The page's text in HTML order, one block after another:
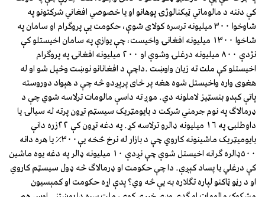
کې دننه د مالوماتي ټيکنالوژۍ پوهانو او يا خصوصي افغاني شرکتونو په
شاوخوا ٣٠٠ ميليونه ترسره کولاى شوې، حکومت يې پروګرام او سامان په
شاخوا ١٣٠٠ ميليونه افغانۍ واخيست، چې يوازې په سامان اخيستلو کې
نژدې ٨٠٠ ميليونه درغلۍ وشوې او ٢٠٠ ميليونه افغانۍ په پروګرام
اخيستلو کې ملت ته زيان واوښت .داچې د افغانانو نوښت وځپل شو او له
هغوى واره واخيستل شوه هغه پر ځاى پرېږدو څه چې د هېواد دوروسته
پاتې کېدو بنسټيز لاملونه دي. موږ ته داسې مالومات ترلاسه شوي چې د
ډرمالاګ په نوم جرمني شرکت د بايومټريک سيسټم تړون پرته له سيالۍ يا
داوطلبۍ په ١٦ ميليونه ډالرو ترلاسه کړ. په دغه تړون کې ٢٢زره دانې
بايوميټريک ماشينونه کاروي چې د بازار له نرخ څخه يې٣٠٠٪ يا هره دانه
٥٠٠ډالره ګرانه اخيستل شوې چې نږدې ١٠ ميليونه ډالر په دغه يوه ماشين
کې درغلي يا پساد کېږې. دا چې حکومت او ډرمالاګ څه ډول سيسټم کاروي
او د رڼو ټاکنو لپاره تګلاره به يې څه وي؟ پدې اړه حکومت او کمېسيون